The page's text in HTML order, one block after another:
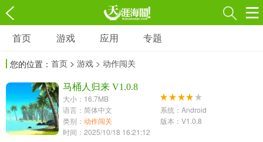
游戏
3697款应用
1597款应用
休闲益智
13387款应用
2196款应用
冒险解谜
首页 游戏 应用 专题
您的位置： 首页 > 游戏 > 动作闯关
马桶人归来 V1.0.8
大小：16.7MB
语言：简体中文
系统：Android
类别： 动作闯关
版本：V1.0.8
时间：2025/10/18 16:21:12